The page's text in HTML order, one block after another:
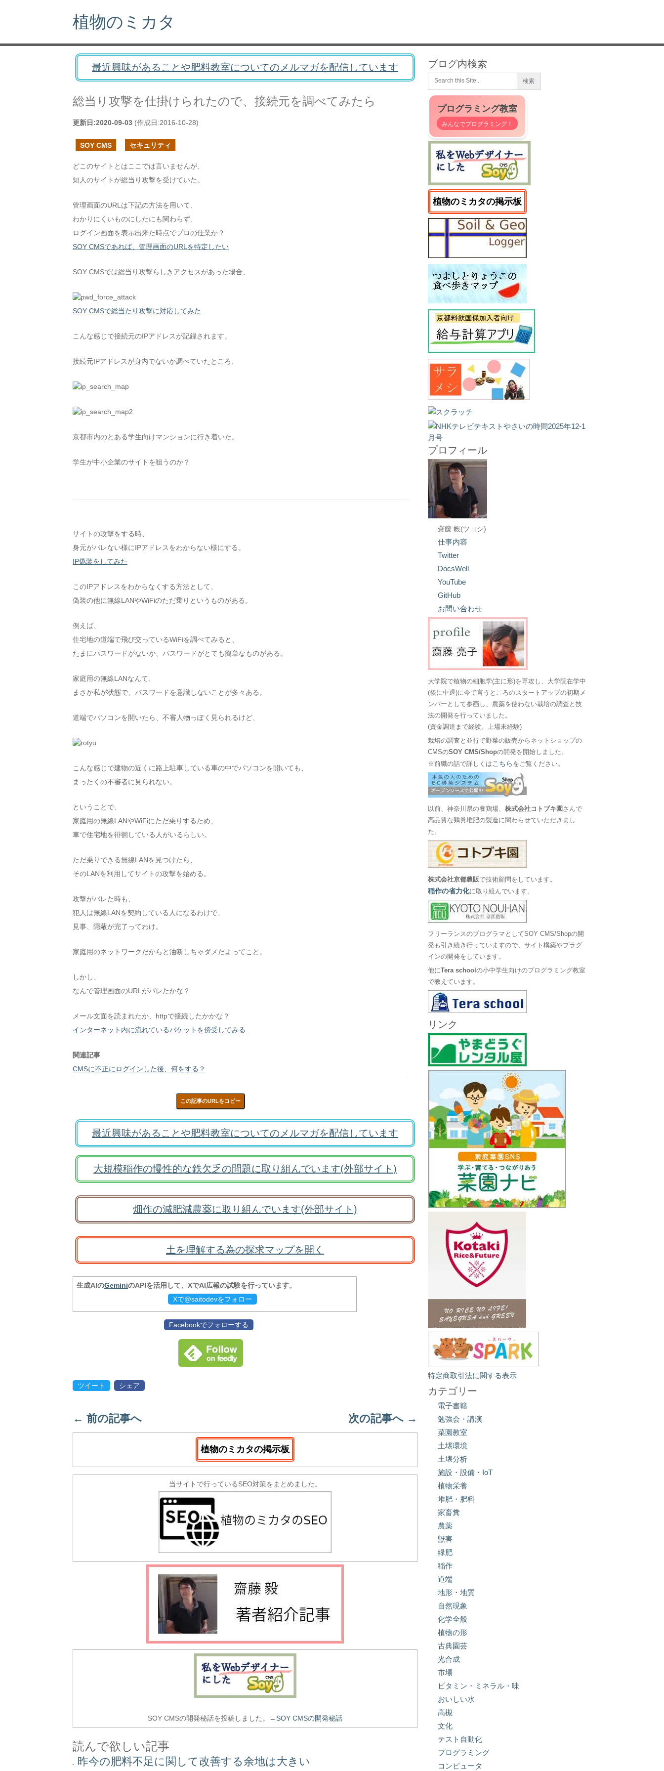
植物のミカタ
最近興味があることや肥料教室についてのメルマガを配信しています
総当り攻撃を仕掛けられたので、接続元を調べてみたら
更新日:2020-09-03 (作成日:2016-10-28)
SOY CMS セキュリティ
どこのサイトとはここでは言いませんが、
知人のサイトが総当り攻撃を受けていた。
管理画面のURLは下記の方法を用いて、
わかりにくいものにしたにも関わらず、
ログイン画面を表示出来た時点でプロの仕業か？
SOY CMSであれば、管理画面のURLを特定したい
SOY CMSでは総当り攻撃らしきアクセスがあった場合、
SOY CMSで総当たり攻撃に対応してみた
こんな感じで接続元のIPアドレスが記録されます。
接続元IPアドレスが身内でないか調べていたところ、
京都市内のとある学生向けマンションに行き着いた。
学生が中小企業のサイトを狙うのか？
サイトの攻撃をする時、
身元がバレない様にIPアドレスをわからない様にする。
IP偽装をしてみた
このIPアドレスをわからなくする方法として、
偽装の他に無線LANやWiFiのただ乗りというものがある。
例えば、
住宅地の道端で飛び交っているWiFiを調べてみると、
たまにパスワードがないか、パスワードがとても簡単なものがある。
家庭用の無線LANなんて、
まさか私が状態で、パスワードを意識しないことが多々ある。
道端でパソコンを開いたら、不審人物っぽく見られるけど、
こんな感じで建物の近くに路上駐車している車の中でパソコンを開いても、
まったくの不審者に見られない。
ということで、
家庭用の無線LANやWiFiにただ乗りするため、
車で住宅地を徘徊している人がいるらしい。
ただ乗りできる無線LANを見つけたら、
そのLANを利用してサイトの攻撃を始める。
攻撃がバレた時も、
犯人は無線LANを契約している人になるわけで、
見事、隠蔽が完了ってわけ。
家庭用のネットワークだからと油断しちゃダメだよってこと。
しかし、
なんで管理画面のURLがバレたかな？
メール文面を読まれたか、httpで接続したかかな？
インターネット内に流れているパケットを傍受してみる
関連記事
CMSに不正にログインした後、何をする？
この記事のURLをコピー
最近興味があることや肥料教室についてのメルマガを配信しています
大規模稲作の慢性的な鉄欠乏の問題に取り組んでいます(外部サイト)
畑作の減肥減農薬に取り組んでいます(外部サイト)
土を理解する為の探求マップを開く
生成AIのGeminiのAPIを活用して、XでAI広報の試験を行っています。
Xで@saitodevをフォロー
Facebookでフォローする
ツイート シェア
← 前の記事へ 次の記事へ →
植物のミカタの掲示板
当サイトで行っているSEO対策をまとめました。
SOY CMSの開発秘話を投稿しました。→SOY CMSの開発秘話
読んで欲しい記事
昨今の肥料不足に関して改善する余地は大きい
ブログ内検索
プログラミング教室
みんなでプログラミング！
植物のミカタの掲示板
プロフィール
齋藤 毅(ツヨシ)
仕事内容
Twitter
DocsWell
YouTube
GitHub
お問い合わせ
大学院で植物の細胞学(主に形)を専攻し、大学院在学中
(後に中退)に今で言うところのスタートアップの初期メ
ンバーとして参画し、農薬を使わない栽培の調査と技
法の開発を行っていました。
(資金調達まで経験。上場未経験)
栽培の調査と並行で野菜の販売からネットショップの
CMSのSOY CMS/Shopの開発を開始しました。
※前職の話で詳しくは こちら をご覧ください。
以前、神奈川県の養鶏場、株式会社コトブキ園 さんで
高品質な鶏糞堆肥の製造に関わらせていただきまし
た。
株式会社京都農販で技術顧問をしています。
稲作の省力化に取り組んでいます。
フリーランスのプログラマとしてSOY CMS/Shopの開
発も引き続き行っていますので、サイト構築やプラグ
インの開発をしています。
他にTera schoolの小中学生向けのプログラミング教室
で教えています。
リンク
特定商取引法に関する表示
カテゴリー
電子書籍
勉強会・講演
菜園教室
土壌環境
土壌分析
施設・設備・IoT
植物栄養
堆肥・肥料
家畜糞
農薬
獣害
緑肥
稲作
道端
地形・地質
自然現象
化学全般
植物の形
古典園芸
光合成
市場
ビタミン・ミネラル・味
おいしい水
高槻
文化
テスト自動化
プログラミング
コンピュータ